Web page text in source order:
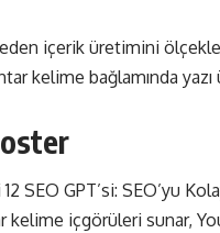
içerik üretimini
kelime bağlamında yazı
kelime içgörüleri sunar,